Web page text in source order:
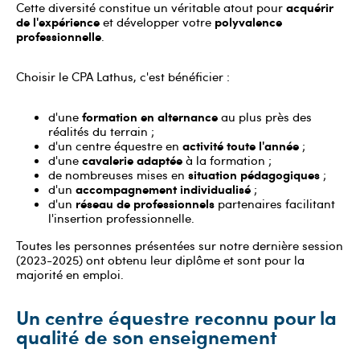
Cette diversité constitue un véritable atout pour acquérir
de l'expérience et développer votre polyvalence
professionnelle.
Choisir le CPA Lathus, c'est bénéficier :
d'une formation en alternance au plus près des
réalités du terrain ;
d'un centre équestre en activité toute l'année ;
d'une cavalerie adaptée à la formation ;
de nombreuses mises en situation pédagogiques ;
d'un accompagnement individualisé ;
d'un réseau de professionnels partenaires facilitant
l'insertion professionnelle.
Toutes les personnes présentées sur notre dernière session
(2023-2025) ont obtenu leur diplôme et sont pour la
majorité en emploi.
Un centre équestre reconnu pour la
qualité de son enseignement